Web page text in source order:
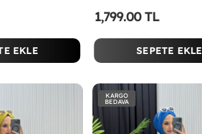
EKLE
1,799.00 TL
SEPETE EKLE
KARGO
BEDAVA